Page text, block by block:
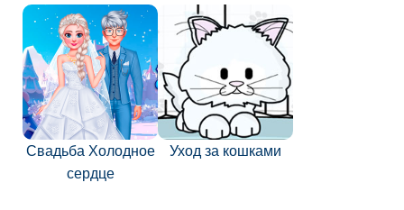
Свадьба Холодное
сердце
Уход за кошками